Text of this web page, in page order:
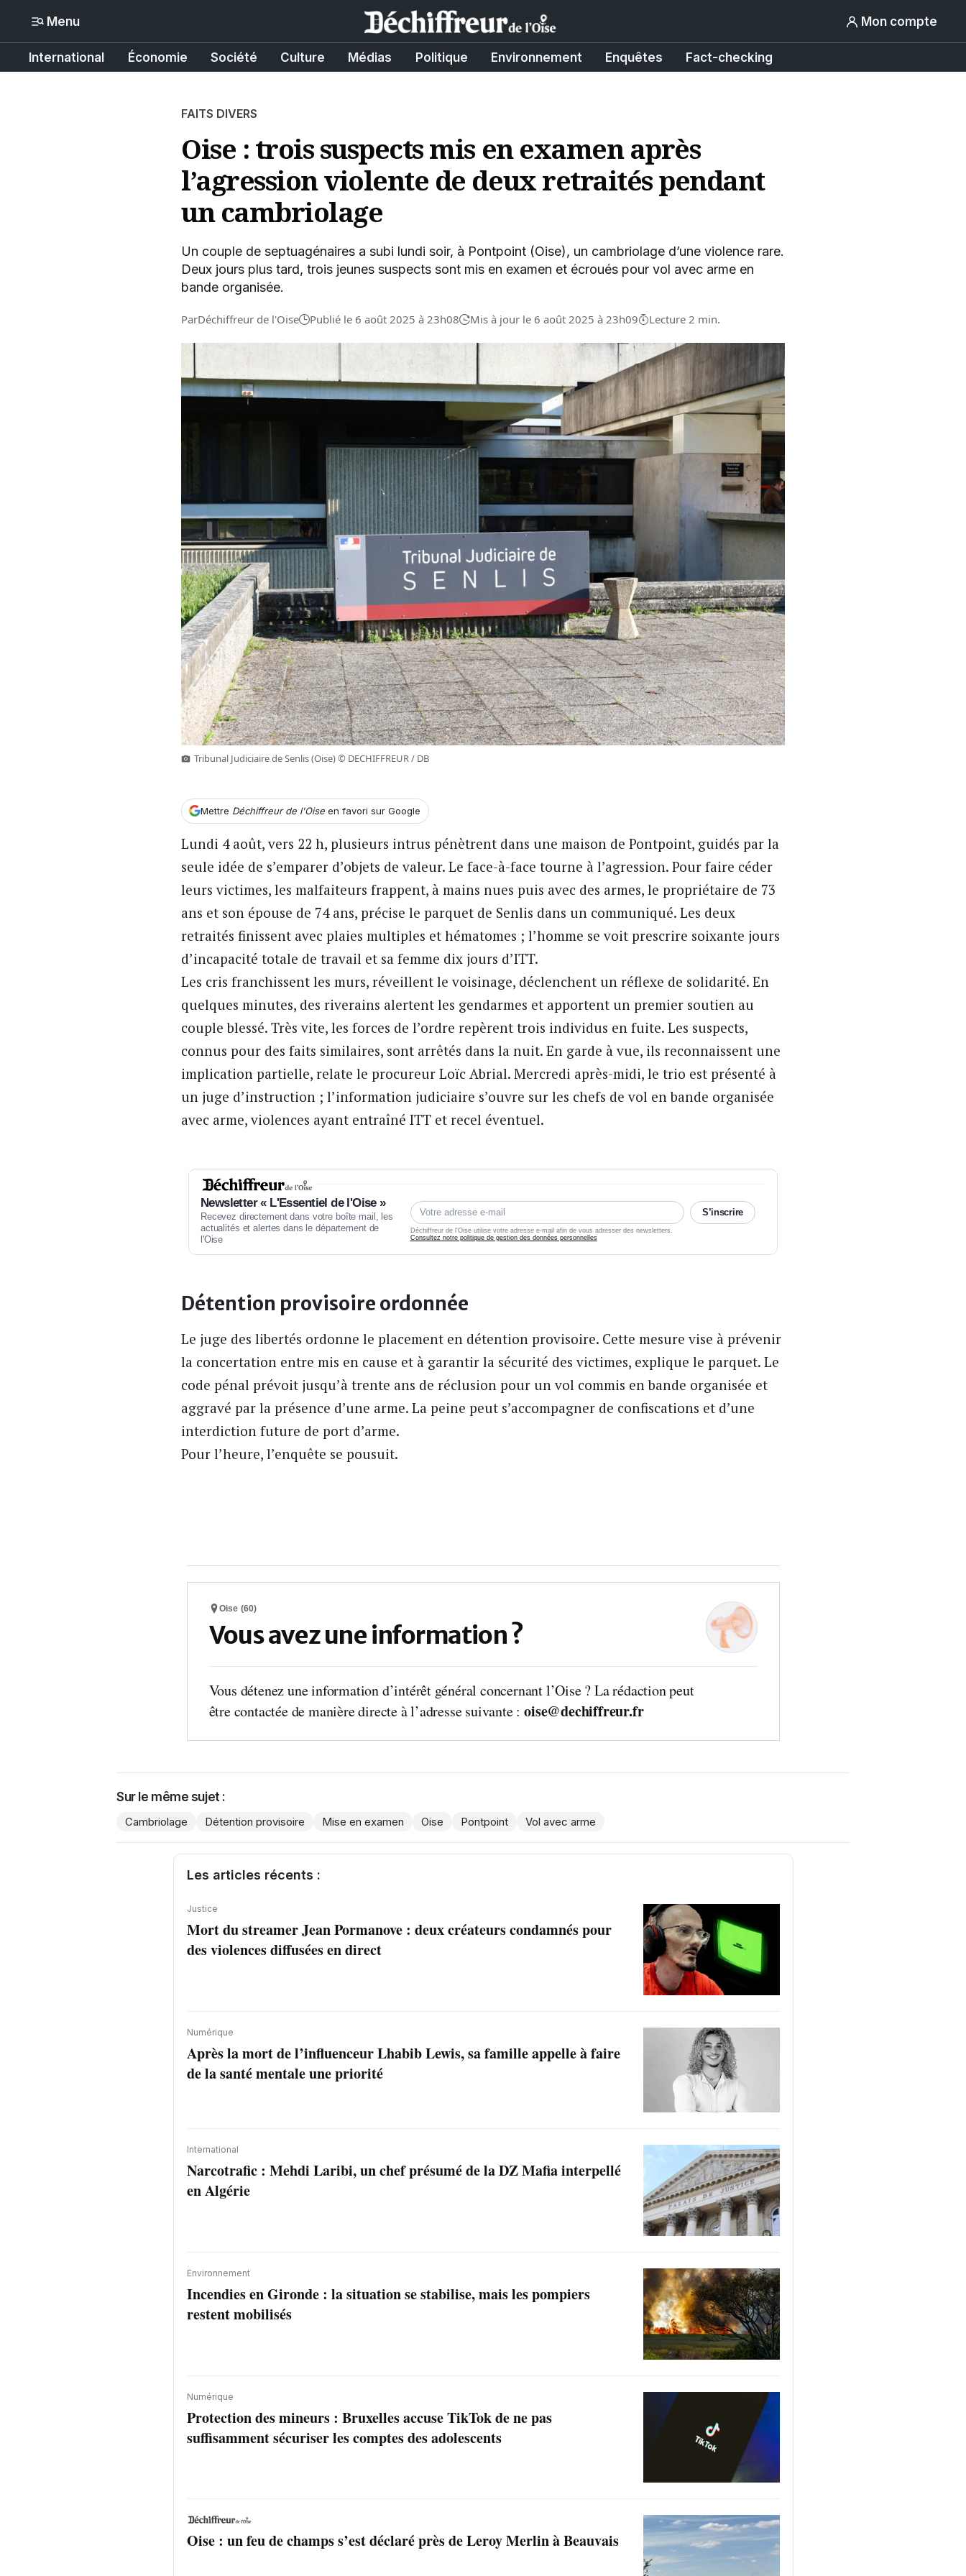
Menu Mon compte
International Économie Société Culture Médias Politique Environnement Enquêtes Fact-checking
Mon compte
N° Compte :
FAITS DIVERS
Oise : trois suspects mis en examen après
l’agression violente de deux retraités pendant
un cambriolage
Un couple de septuagénaires a subi lundi soir, à Pontpoint (Oise), un cambriolage d’une violence rare.
Deux jours plus tard, trois jeunes suspects sont mis en examen et écroués pour vol avec arme en
bande organisée.
ParDéchiffreur de l'Oise Publié le 6 août 2025 à 23h08 Mis à jour le 6 août 2025 à 23h09 Lecture 2 min.
Tribunal Judiciaire de Senlis (Oise) © DECHIFFREUR / DB
Mettre Déchiffreur de l'Oiseen favori sur Google
Lundi 4 août, vers 22 h, plusieurs intrus pénètrent dans une maison de Pontpoint, guidés par la
seule idée de s’emparer d’objets de valeur. Le face-à-face tourne à l’agression. Pour faire céder
leurs victimes, les malfaiteurs frappent, à mains nues puis avec des armes, le propriétaire de 73
ans et son épouse de 74 ans, précise le parquet de Senlis dans un communiqué. Les deux
retraités finissent avec plaies multiples et hématomes ; l’homme se voit prescrire soixante jours
d’incapacité totale de travail et sa femme dix jours d’ITT.
Les cris franchissent les murs, réveillent le voisinage, déclenchent un réflexe de solidarité. En
quelques minutes, des riverains alertent les gendarmes et apportent un premier soutien au
couple blessé. Très vite, les forces de l’ordre repèrent trois individus en fuite. Les suspects,
connus pour des faits similaires, sont arrêtés dans la nuit. En garde à vue, ils reconnaissent une
implication partielle, relate le procureur Loïc Abrial. Mercredi après-midi, le trio est présenté à
un juge d’instruction ; l’information judiciaire s’ouvre sur les chefs de vol en bande organisée
avec arme, violences ayant entraîné ITT et recel éventuel.
Newsletter « L'Essentiel de l'Oise »
Recevez directement dans votre boîte mail, les
actualités et alertes dans le département de
l'Oise
S’inscrire
Déchiffreur de l'Oise utilise votre adresse e-mail afin de vous adresser des newsletters.
Consultez notre politique de gestion des données personnelles
Détention provisoire ordonnée
Le juge des libertés ordonne le placement en détention provisoire. Cette mesure vise à prévenir
la concertation entre mis en cause et à garantir la sécurité des victimes, explique le parquet. Le
code pénal prévoit jusqu’à trente ans de réclusion pour un vol commis en bande organisée et
aggravé par la présence d’une arme. La peine peut s’accompagner de confiscations et d’une
interdiction future de port d’arme.
Pour l’heure, l’enquête se pousuit.
Oise (60)
Vous avez une information ?
Vous détenez une information d’intérêt général concernant l’Oise ? La rédaction peut
être contactée de manière directe à l’adresse suivante :oise@dechiffreur.fr
Sur le même sujet :
Cambriolage Détention provisoire Mise en examen Oise Pontpoint Vol avec arme
Les articles récents :
Justice
Mort du streamer Jean Pormanove : deux créateurs condamnés pour
des violences diffusées en direct
Numérique
Après la mort de l’influenceur Lhabib Lewis, sa famille appelle à faire
de la santé mentale une priorité
International
Narcotrafic : Mehdi Laribi, un chef présumé de la DZ Mafia interpellé
en Algérie
Environnement
Incendies en Gironde : la situation se stabilise, mais les pompiers
restent mobilisés
Numérique
Protection des mineurs : Bruxelles accuse TikTok de ne pas
suffisamment sécuriser les comptes des adolescents
Oise : un feu de champs s’est déclaré près de Leroy Merlin à Beauvais